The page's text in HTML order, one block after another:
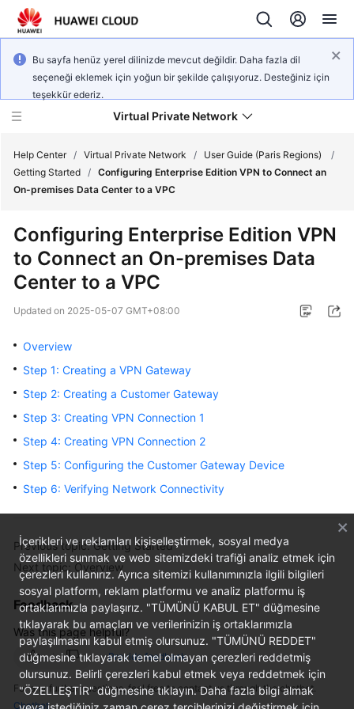
Bu sayfa henüz yerel dilinizde mevcut değildir. Daha fazla dil
seçeneği eklemek için yoğun bir şekilde çalışıyoruz. Desteğiniz için
teşekkür ederiz.
Virtual Private Network
Service
Overview
Billing
Getting
Started
User
Guide
Guide
Troubleshooting
FAQs
API
Reference
More
Help Center / Virtual Private Network / User Guide (Paris Regions)
/
Getting Started / Configuring Enterprise Edition VPN to Connect an
On-premises Data Center to a VPC
Configuring Enterprise Edition VPN
to Connect an On-premises Data
Center to a VPC
Updated on 2025-05-07 GMT+08:00
Overview
Step 1: Creating a VPN Gateway
Step 2: Creating a Customer Gateway
Step 3: Creating VPN Connection 1
Step 4: Creating VPN Connection 2
Step 5: Configuring the Customer Gateway Device
Step 6: Verifying Network Connectivity
Previous topic: Getting Started
Next topic: Overview
Feedback
Was this page helpful?
Provide feedback
For any further questions, feel free to contact us through the chatbot.
Chatbot
İçerikleri ve reklamları kişiselleştirmek, sosyal medya
özellikleri sunmak ve web sitemizdeki trafiği analiz etmek için
çerezleri kullanırız. Ayrıca sitemizi kullanımınızla ilgili bilgileri
sosyal platform, reklam platformu ve analiz platformu iş
ortaklarımızla paylaşırız. "TÜMÜNÜ KABUL ET" düğmesine
tıklayarak bu amaçları ve verilerinizin iş ortaklarımızla
paylaşılmasını kabul etmiş olursunuz. "TÜMÜNÜ REDDET"
düğmesine tıklayarak temel olmayan çerezleri reddetmiş
olursunuz. Belirli çerezleri kabul etmek veya reddetmek için
"ÖZELLEŞTİR" düğmesine tıklayın. Daha fazla bilgi almak